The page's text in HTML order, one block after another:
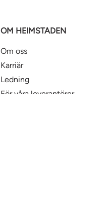
OM HEIMSTADEN
Om oss
Karriär
Ledning
För våra leverantörer